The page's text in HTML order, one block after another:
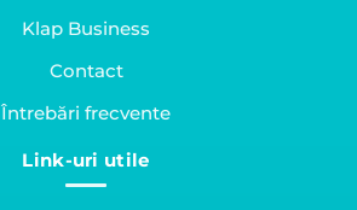
Klap Business
Contact
Întrebări frecvente
Link-uri utile